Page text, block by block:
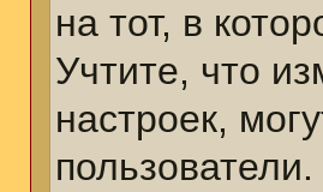
на тот, в
Учтите, что
настроек,